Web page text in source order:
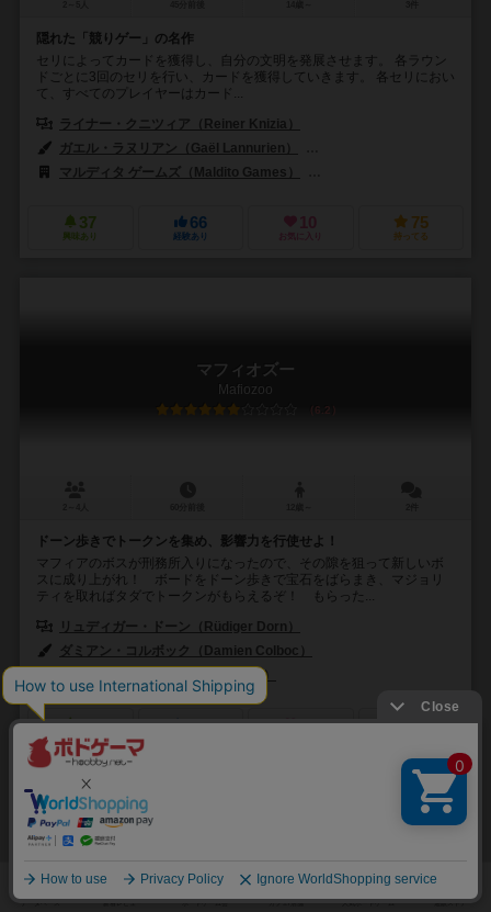
隠れた「競りゲー」の名作
セリによってカードを獲得し、自分の文明を発展させます。 各ラウン
ドごとに3回のセリを行い、カードを獲得していきます。 各セリにおい
て、すべてのプレイヤーはカード...
ライナー・クニツィア（Reiner Knizia）
ガエル・ラヌリアン（Gaël Lannurien）
マルディタ ゲームズ（Maldito Games）
37
興味あり
66
経験あり
10
お気に入り
75
持ってる
マフィオズー
Mafiozoo
6.2
ドーン歩きでトークンを集め、影響力を行使せよ！
マフィアのボスが刑務所入りになったので、その隙を狙って新しいボ
スに成り上がれ！ ボードをドーン歩きで宝石をばらまき、マジョリ
ティを取ればタダでトークンがもらえるぞ！ もらった...
リュディガー・ドーン（Rüdiger Dorn）
ダミアン・コルボック（Damien Colboc）
スーパーミープル（Super Meeple）
75
興味あり
158 19 129
U.S.テレグラフ